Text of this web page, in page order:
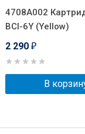
4708A002
BCI-6Y (Yellow)
2 290 ₽
В